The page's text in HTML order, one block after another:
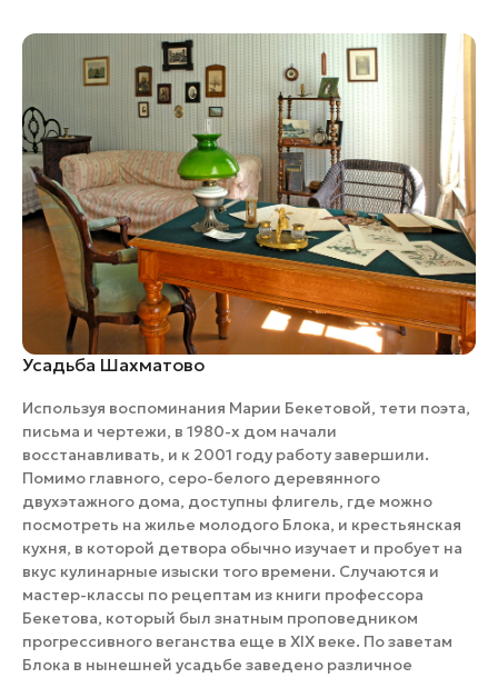
Усадьба Шахматово
Используя воспоминания Марии Бекетовой, тети поэта,
письма и чертежи, в 1980-х дом начали
восстанавливать, и к 2001 году работу завершили.
Помимо главного, серо-белого деревянного
двухэтажного дома, доступны флигель, где можно
посмотреть на жилье молодого Блока, и крестьянская
кухня, в которой детвора обычно изучает и пробует на
вкус кулинарные изыски того времени. Случаются и
мастер-классы по рецептам из книги профессора
Бекетова, который был знатным проповедником
прогрессивного веганства еще в XIX веке. По заветам
Блока в нынешней усадьбе заведено различное